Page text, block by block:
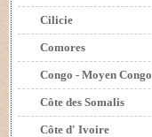
Cilicie
Comores
Congo - Moyen Congo
Côte des Somalis
Côte d' Ivoire